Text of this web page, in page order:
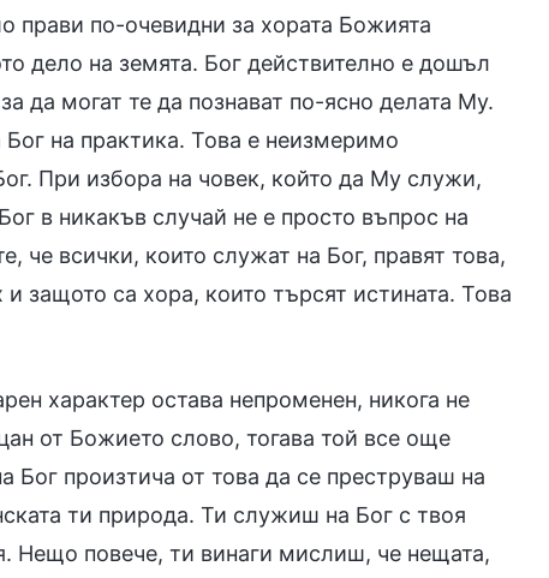
прави по-очевидни за хората Божията
дело на земята. Бог действително е дошъл
да могат те да познават по-ясно делата Му.
на практика. Това е неизмеримо
При избора на човек, който да Му служи,
в никакъв случай не е просто въпрос на
че всички, които служат на Бог, правят това,
защото са хора, които търсят истината. Това
характер остава непроменен, никога не
от Божието слово, тогава той все още
Бог произтича от това да се преструваш на
ти природа. Ти служиш на Бог с твоя
Нещо повече, ти винаги мислиш, че нещата,